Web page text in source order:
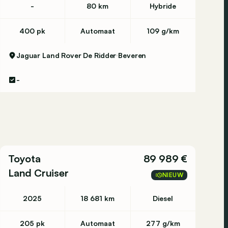
- 80 km Hybride
400 pk Automaat 109 g/km
Jaguar Land Rover De Ridder Beveren
-
Toyota
Land Cruiser
89 989 €
NIEUW
2025 18 681 km Diesel
205 pk Automaat 277 g/km